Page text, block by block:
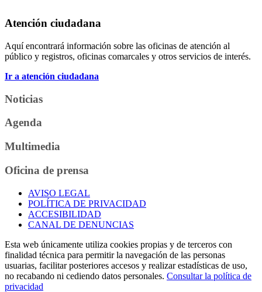
Atención ciudadana
Aquí encontrará información sobre las oficinas de atención al
público y registros, oficinas comarcales y otros servicios de interés.
Ir a atención ciudadana
Noticias
Agenda
Multimedia
Oficina de prensa
AVISO LEGAL
POLÍTICA DE PRIVACIDAD
ACCESIBILIDAD
CANAL DE DENUNCIAS
Esta web únicamente utiliza cookies propias y de terceros con
finalidad técnica para permitir la navegación de las personas
usuarias, facilitar posteriores accesos y realizar estadísticas de uso,
no recabando ni cediendo datos personales. Consultar la política de
privacidad